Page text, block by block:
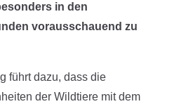
in den
vorausschauend zu
führt dazu, dass die
der Wildtiere mit dem